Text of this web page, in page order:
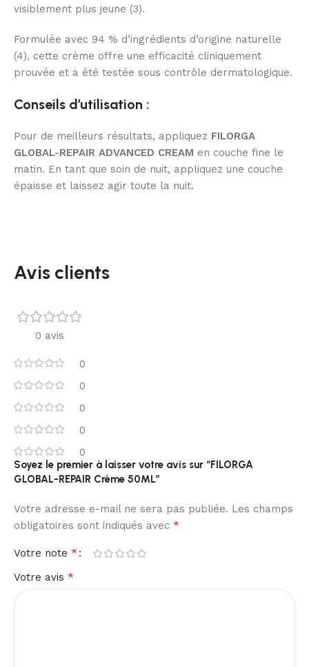
visiblement plus jeune (3).
Formulée avec 94 % d’ingrédients d’origine naturelle
(4), cette crème offre une efficacité cliniquement
prouvée et a été testée sous contrôle dermatologique.
Conseils d’utilisation :
Pour de meilleurs résultats, appliquez FILORGA
GLOBAL-REPAIR ADVANCED CREAM en couche fine le
matin. En tant que soin de nuit, appliquez une couche
épaisse et laissez agir toute la nuit.
Avis clients
0 avis
0
0
0
0
0
Soyez le premier à laisser votre avis sur “FILORGA
GLOBAL-REPAIR Crème 50ML”
Votre adresse e-mail ne sera pas publiée. Les champs
obligatoires sont indiqués avec *
Votre note *
Votre avis *